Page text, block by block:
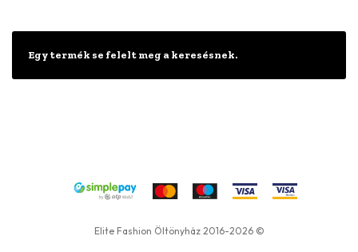
Egy termék se felelt meg a keresésnek.
Elite Fashion Öltönyház 2016-2026 ©